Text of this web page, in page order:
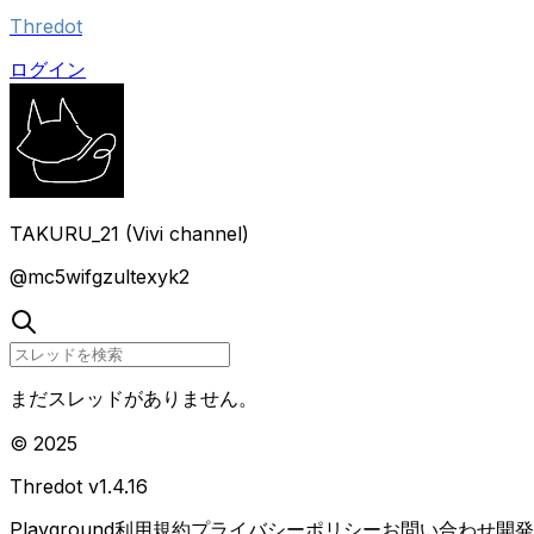
Thredot
ログイン
TAKURU_21 (Vivi channel)
@mc5wifgzultexyk2
まだスレッドがありません。
© 2025
Thredot v1.4.16
Playground利用規約プライバシーポリシーお問い合わせ開